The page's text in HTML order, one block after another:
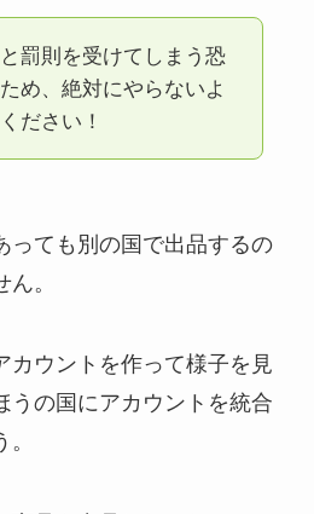
罰則を受けてしまう恐
め、絶対にやらないよ
ださい！
っても別の国で出品するの
。
カウントを作って様子を見
うの国にアカウントを統合